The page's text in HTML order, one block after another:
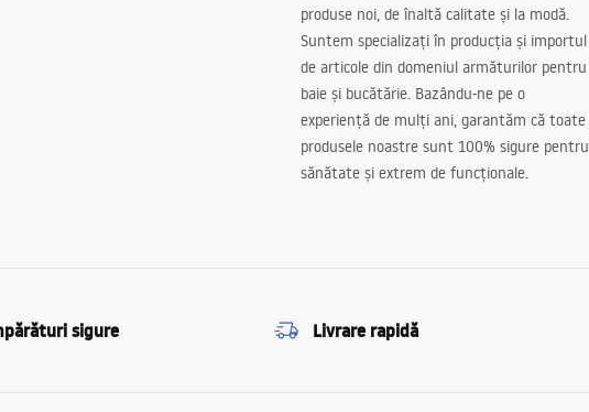
produse noi, de înaltă calitate și la modă.
Suntem specializați în producția și importul
de articole din domeniul armăturilor pentru
baie și bucătărie. Bazându-ne pe o
experiență de mulți ani, garantăm că toate
produsele noastre sunt 100% sigure pentru
sănătate și extrem de funcționale.
sigure Livrare rapidă